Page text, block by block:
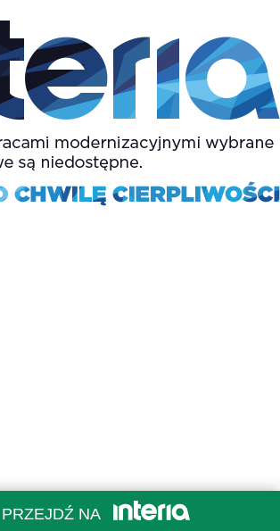
PRZEJDŹ NA